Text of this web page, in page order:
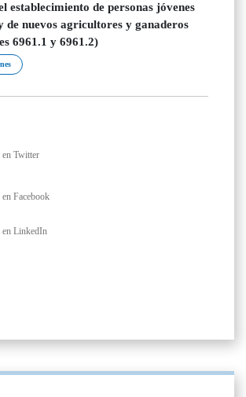
establecimiento de personas jóvenes
de nuevos agricultores y ganaderos
6961.1 y 6961.2)
Twitter
Facebook
en LinkedIn